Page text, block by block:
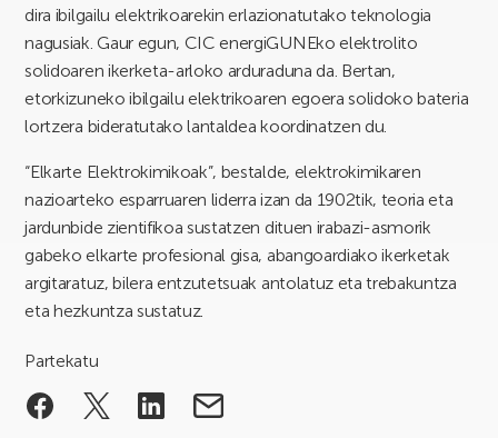
dira ibilgailu elektrikoarekin erlazionatutako teknologia
nagusiak. Gaur egun, CIC energiGUNEko elektrolito
solidoaren ikerketa-arloko arduraduna da. Bertan,
etorkizuneko ibilgailu elektrikoaren egoera solidoko bateria
lortzera bideratutako lantaldea koordinatzen du.
“Elkarte Elektrokimikoak”, bestalde, elektrokimikaren
nazioarteko esparruaren liderra izan da 1902tik, teoria eta
jardunbide zientifikoa sustatzen dituen irabazi-asmorik
gabeko elkarte profesional gisa, abangoardiako ikerketak
argitaratuz, bilera entzutetsuak antolatuz eta trebakuntza
eta hezkuntza sustatuz.
Partekatu